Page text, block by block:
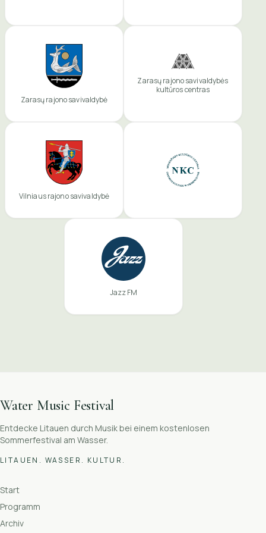
Zarasų rajono savivaldybė
Zarasų rajono savivaldybės
kultūros centras
Vilniaus rajono savivaldybė
Jazz FM
Water Music Festival
Entdecke Litauen durch Musik bei einem kostenlosen
Sommerfestival am Wasser.
LITAUEN. WASSER. KULTUR.
Start
Programm
Archiv